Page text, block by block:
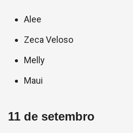
Alee
Zeca Veloso
Melly
Maui
11 de setembro